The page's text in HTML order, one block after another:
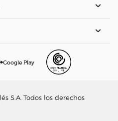
Google Play
S.A. Todos los derechos